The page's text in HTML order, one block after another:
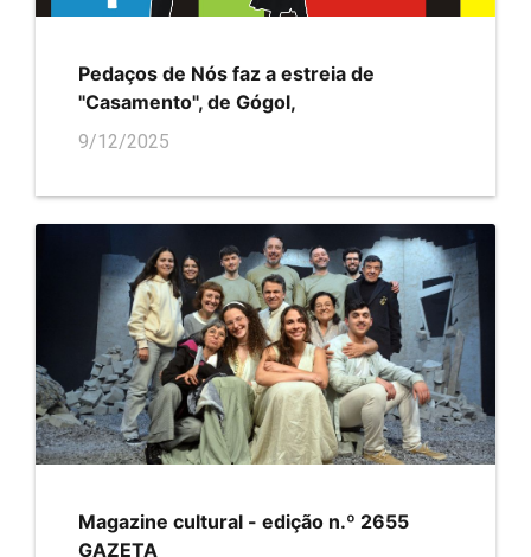
Pedaços de Nós faz a estreia de
"Casamento", de Gógol,
9/12/2025
Magazine cultural - edição n.º 2655
GAZETA